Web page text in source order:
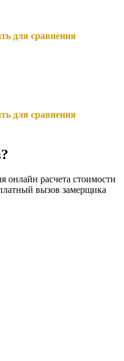
для сравнения
для сравнения
онлайн расчета стоимости
вызов замерщика